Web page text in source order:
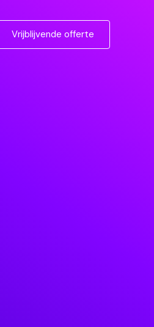
Vrijblijvende offerte